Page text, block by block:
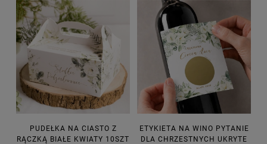
PUDEŁKA NA CIASTO Z
RĄCZKĄ BIAŁE KWIATY 10SZT
ETYKIETA NA WINO PYTANIE
DLA CHRZESTNYCH UKRYTE